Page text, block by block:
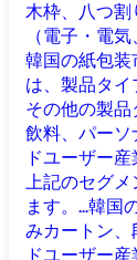
木枠、八つ
（電子・電気
韓国の紙包装
は、製品タイ
その他の製品
飲料、パー
ドユーザー
上記のセグ
ます。...韓国
みカートン
ドユーザー